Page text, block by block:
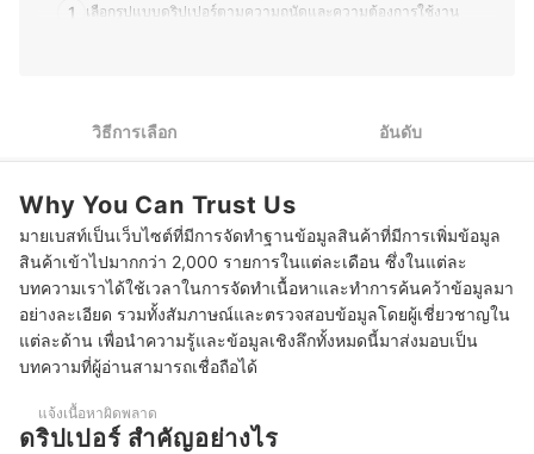
1 เลือกรูปแบบดริปเปอร์ตามความถนัดและความต้องการใช้งาน
เลือกขนาดดริปเปอร์ให้เหมาะกับปริมาณกาแฟและความจุแก้วดริ
ปกาแฟ
เติมได้
10 ดริปเปอร์ แบบไหนดี รวม Dripper ที่ดริปกาแฟ
สูตรดริปกาแฟ 10 กรัม ควรใช้อัตราส่วนเท่าไรดี
ใช้ดริปเปอร์ดริปเย็น (Cold Drip) ได้ไหม
วิธีการเลือก อันดับ
Why You Can Trust Us
มายเบสท์เป็นเว็บไซต์ที่มีการจัดทำฐานข้อมูลสินค้าที่มีการเพิ่มข้อมูล
สินค้าเข้าไปมากกว่า 2,000 รายการในแต่ละเดือน ซึ่งในแต่ละ
บทความเราได้ใช้เวลาในการจัดทำเนื้อหาและทำการค้นคว้าข้อมูลมา
อย่างละเอียด รวมทั้งสัมภาษณ์และตรวจสอบข้อมูลโดยผู้เชี่ยวชาญใน
แต่ละด้าน เพื่อนำความรู้และข้อมูลเชิงลึกทั้งหมดนี้มาส่งมอบเป็น
บทความที่ผู้อ่านสามารถเชื่อถือได้
แจ้งเนื้อหาผิดพลาด
ดริปเปอร์ สำคัญอย่างไร